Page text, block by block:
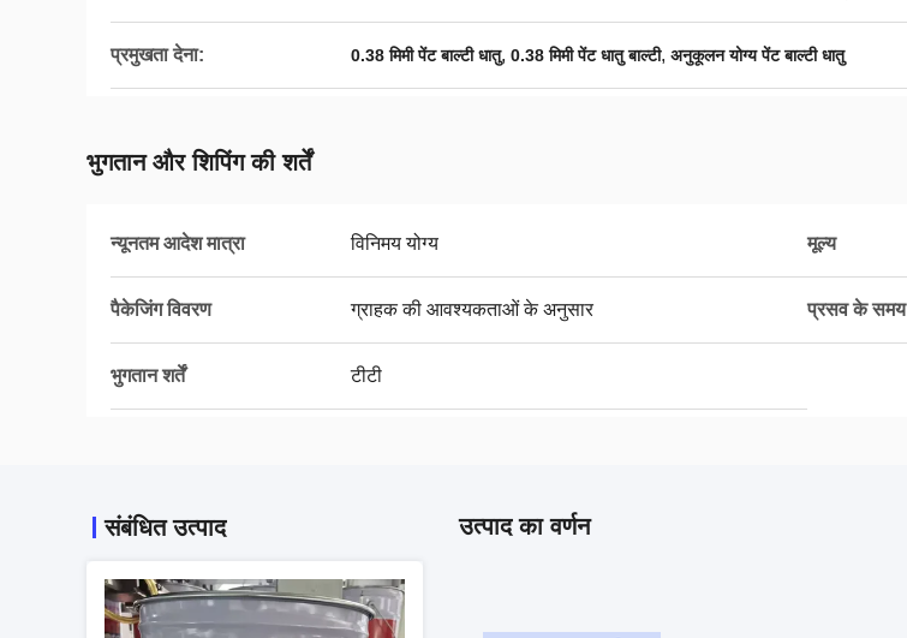
प्रमुखता देना: 0.38 मिमी पेंट बाल्टी धातु, 0.38 मिमी पेंट धातु बाल्टी, अनुकूलन योग्य पेंट बाल्टी धातु
भुगतान और शिपिंग की शर्तें
न्यूनतम आदेश मात्रा विनिमय योग्य मूल्य
पैकेजिंग विवरण ग्राहक की आवश्यकताओं के अनुसार प्रसव के समय
भुगतान शर्तें टीटी
संबंधित उत्पाद उत्पाद का वर्णन